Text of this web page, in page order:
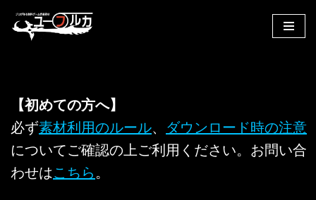
へ
キ
ッ
【初めての方へ】
必ず素材利用のルール、 ダウンロード時の注意
についてご確認の上ご利用ください。お問い合
わせはこちら 。